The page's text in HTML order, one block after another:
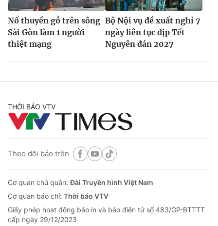
Nổ thuyền gỗ trên sông
Sài Gòn làm 1 người
thiệt mạng
Bộ Nội vụ đề xuất nghỉ 7
ngày liên tục dịp Tết
Nguyên đán 2027
THỜI BÁO VTV
Theo dõi báo trên
Cơ quan chủ quản:Đài Truyền hình Việt Nam
Cơ quan báo chí: Thời báo VTV
Giấy phép hoạt động báo in và báo điện tử số 483/GP-BTTTT
cấp ngày 29/12/2023